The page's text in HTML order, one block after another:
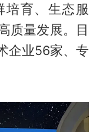
培育、生态服
质量发展。目
企业56家、专